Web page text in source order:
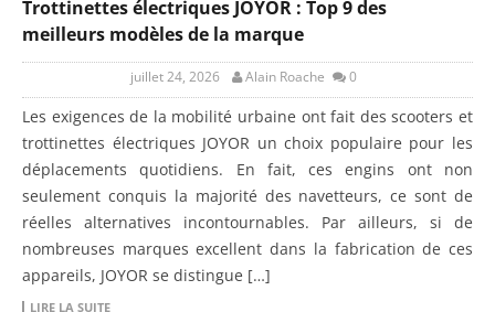
Trottinettes électriques JOYOR : Top 9 des
meilleurs modèles de la marque
juillet 24, 2026 Alain Roache 0
Les exigences de la mobilité urbaine ont fait des scooters et
trottinettes électriques JOYOR un choix populaire pour les
déplacements quotidiens. En fait, ces engins ont non
seulement conquis la majorité des navetteurs, ce sont de
réelles alternatives incontournables. Par ailleurs, si de
nombreuses marques excellent dans la fabrication de ces
appareils, JOYOR se distingue […]
LIRE LA SUITE